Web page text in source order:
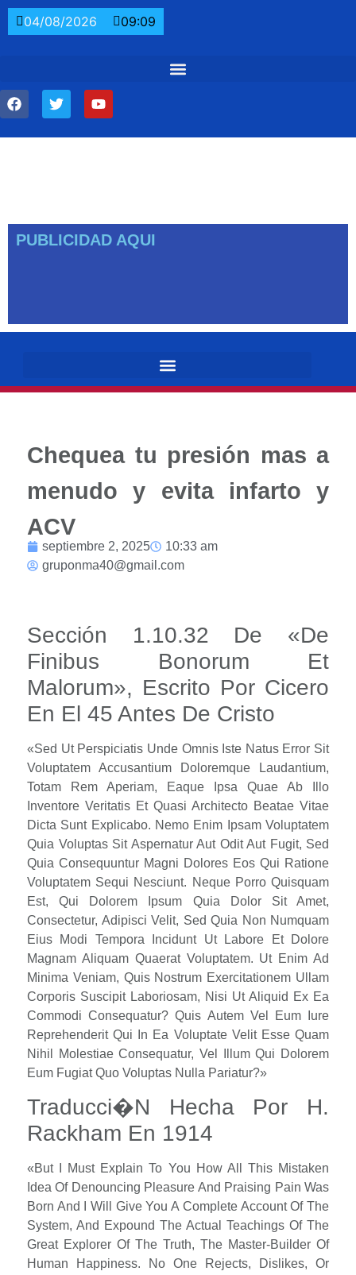
04/08/2026 09:09
PUBLICIDAD AQUI
Chequea tu presión mas a
menudo y evita infarto y
ACV
septiembre 2, 2025
10:33 am
gruponma40@gmail.com
Sección 1.10.32 De «de
Finibus Bonorum Et
Malorum», Escrito Por Cicero
En El 45 Antes De Cristo
«Sed Ut Perspiciatis Unde Omnis Iste Natus Error Sit
Voluptatem Accusantium Doloremque Laudantium,
Totam Rem Aperiam, Eaque Ipsa Quae Ab Illo
Inventore Veritatis Et Quasi Architecto Beatae Vitae
Dicta Sunt Explicabo. Nemo Enim Ipsam Voluptatem
Quia Voluptas Sit Aspernatur Aut Odit Aut Fugit, Sed
Quia Consequuntur Magni Dolores Eos Qui Ratione
Voluptatem Sequi Nesciunt. Neque Porro Quisquam
Est, Qui Dolorem Ipsum Quia Dolor Sit Amet,
Consectetur, Adipisci Velit, Sed Quia Non Numquam
Eius Modi Tempora Incidunt Ut Labore Et Dolore
Magnam Aliquam Quaerat Voluptatem. Ut Enim Ad
Minima Veniam, Quis Nostrum Exercitationem Ullam
Corporis Suscipit Laboriosam, Nisi Ut Aliquid Ex Ea
Commodi Consequatur? Quis Autem Vel Eum Iure
Reprehenderit Qui In Ea Voluptate Velit Esse Quam
Nihil Molestiae Consequatur, Vel Illum Qui Dolorem
Eum Fugiat Quo Voluptas Nulla Pariatur?»
Traducci�n Hecha Por H.
Rackham En 1914
«But I Must Explain To You How All This Mistaken
Idea Of Denouncing Pleasure And Praising Pain Was
Born And I Will Give You A Complete Account Of The
System, And Expound The Actual Teachings Of The
Great Explorer Of The Truth, The Master-Builder Of
Human Happiness. No One Rejects, Dislikes, Or